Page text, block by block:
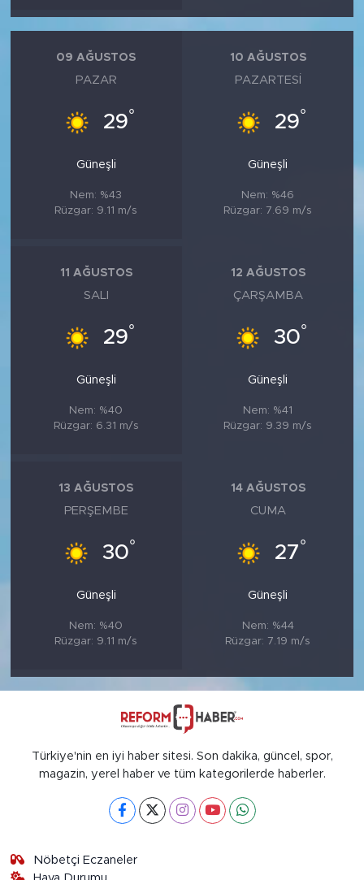
09 AĞUSTOS
PAZAR
29°
Güneşli
Nem: %43
Rüzgar: 9.11 m/s
10 AĞUSTOS
PAZARTESI
29°
Güneşli
Nem: %46
Rüzgar: 7.69 m/s
11 AĞUSTOS
SALI
29°
Güneşli
Nem: %40
Rüzgar: 6.31 m/s
12 AĞUSTOS
ÇARŞAMBA
30°
Güneşli
Nem: %41
Rüzgar: 9.39 m/s
13 AĞUSTOS
PERŞEMBE
30°
Güneşli
Nem: %40
Rüzgar: 9.11 m/s
14 AĞUSTOS
CUMA
27°
Güneşli
Nem: %44
Rüzgar: 7.19 m/s
Türkiye'nin en iyi haber sitesi. Son dakika, güncel, spor,
magazin, yerel haber ve tüm kategorilerde haberler.
Nöbetçi Eczaneler
Hava Durumu